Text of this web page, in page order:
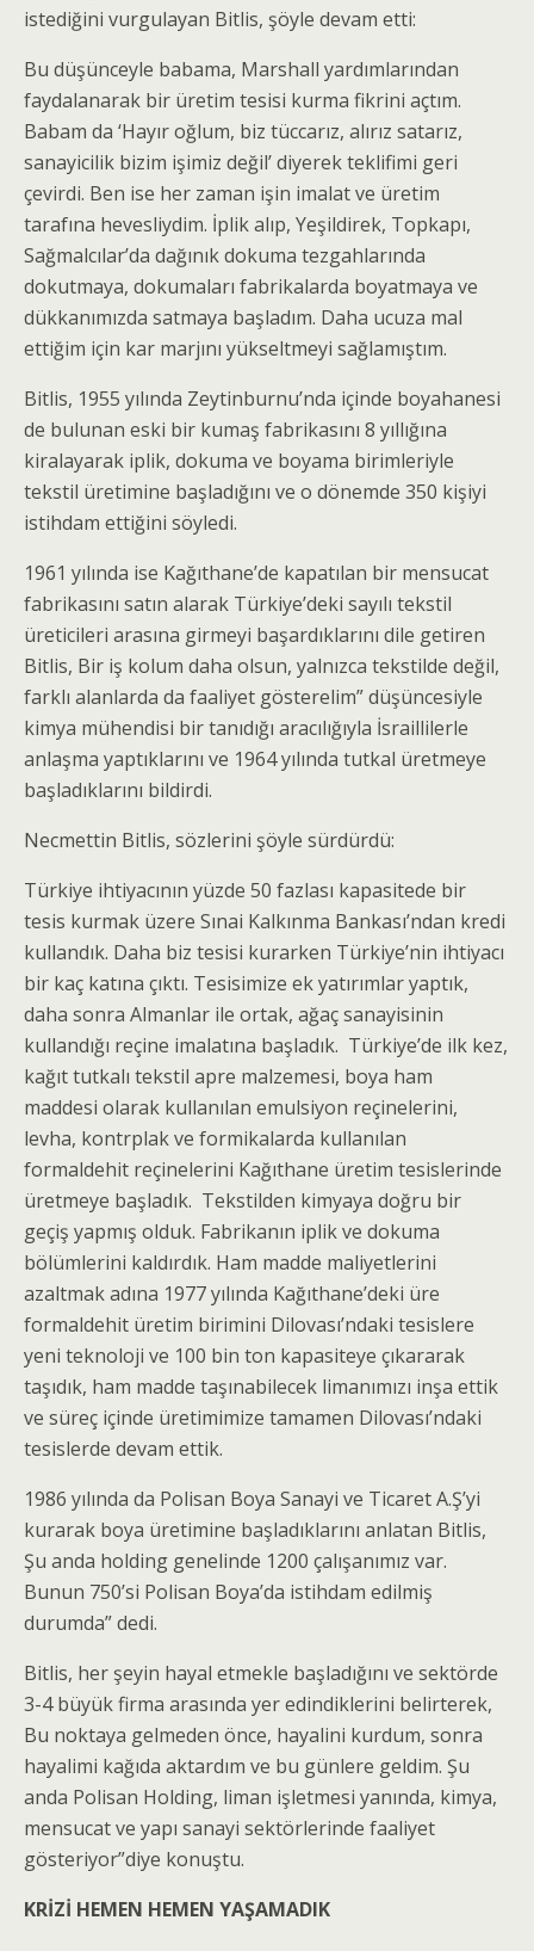
istediğini vurgulayan Bitlis, şöyle devam etti:
Bu düşünceyle babama, Marshall yardımlarından
faydalanarak bir üretim tesisi kurma fikrini açtım.
Babam da ‘Hayır oğlum, biz tüccarız, alırız satarız,
sanayicilik bizim işimiz değil’ diyerek teklifimi geri
çevirdi. Ben ise her zaman işin imalat ve üretim
tarafına hevesliydim. İplik alıp, Yeşildirek, Topkapı,
Sağmalcılar’da dağınık dokuma tezgahlarında
dokutmaya, dokumaları fabrikalarda boyatmaya ve
dükkanımızda satmaya başladım. Daha ucuza mal
ettiğim için kar marjını yükseltmeyi sağlamıştım.
Bitlis, 1955 yılında Zeytinburnu’nda içinde boyahanesi
de bulunan eski bir kumaş fabrikasını 8 yıllığına
kiralayarak iplik, dokuma ve boyama birimleriyle
tekstil üretimine başladığını ve o dönemde 350 kişiyi
istihdam ettiğini söyledi.
1961 yılında ise Kağıthane’de kapatılan bir mensucat
fabrikasını satın alarak Türkiye’deki sayılı tekstil
üreticileri arasına girmeyi başardıklarını dile getiren
Bitlis, Bir iş kolum daha olsun, yalnızca tekstilde değil,
farklı alanlarda da faaliyet gösterelim” düşüncesiyle
kimya mühendisi bir tanıdığı aracılığıyla İsraillilerle
anlaşma yaptıklarını ve 1964 yılında tutkal üretmeye
başladıklarını bildirdi.
Necmettin Bitlis, sözlerini şöyle sürdürdü:
Türkiye ihtiyacının yüzde 50 fazlası kapasitede bir
tesis kurmak üzere Sınai Kalkınma Bankası’ndan kredi
kullandık. Daha biz tesisi kurarken Türkiye’nin ihtiyacı
bir kaç katına çıktı. Tesisimize ek yatırımlar yaptık,
daha sonra Almanlar ile ortak, ağaç sanayisinin
kullandığı reçine imalatına başladık. Türkiye’de ilk kez,
kağıt tutkalı tekstil apre malzemesi, boya ham
maddesi olarak kullanılan emulsiyon reçinelerini,
levha, kontrplak ve formikalarda kullanılan
formaldehit reçinelerini Kağıthane üretim tesislerinde
üretmeye başladık. Tekstilden kimyaya doğru bir
geçiş yapmış olduk. Fabrikanın iplik ve dokuma
bölümlerini kaldırdık. Ham madde maliyetlerini
azaltmak adına 1977 yılında Kağıthane’deki üre
formaldehit üretim birimini Dilovası’ndaki tesislere
yeni teknoloji ve 100 bin ton kapasiteye çıkararak
taşıdık, ham madde taşınabilecek limanımızı inşa ettik
ve süreç içinde üretimimize tamamen Dilovası’ndaki
tesislerde devam ettik.
1986 yılında da Polisan Boya Sanayi ve Ticaret A.Ş’yi
kurarak boya üretimine başladıklarını anlatan Bitlis,
Şu anda holding genelinde 1200 çalışanımız var.
Bunun 750’si Polisan Boya’da istihdam edilmiş
durumda” dedi.
Bitlis, her şeyin hayal etmekle başladığını ve sektörde
3-4 büyük firma arasında yer edindiklerini belirterek,
Bu noktaya gelmeden önce, hayalini kurdum, sonra
hayalimi kağıda aktardım ve bu günlere geldim. Şu
anda Polisan Holding, liman işletmesi yanında, kimya,
mensucat ve yapı sanayi sektörlerinde faaliyet
gösteriyor”diye konuştu.
KRİZİ HEMEN HEMEN YAŞAMADIK